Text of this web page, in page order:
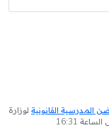
المدرسية القانونية لوزارة